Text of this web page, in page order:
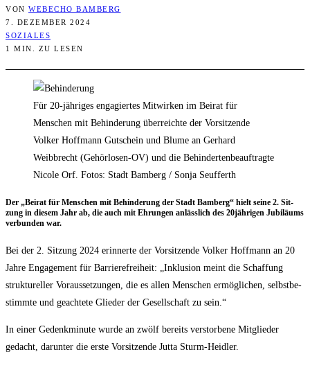
VON WEBECHO BAMBERG
7. DEZEMBER 2024
SOZIALES
1 MIN. ZU LESEN
Für 20-jähriges engagiertes Mitwirken im Beirat für
Menschen mit Behinderung überreichte der Vorsitzende
Volker Hoffmann Gutschein und Blume an Gerhard
Weibbrecht (Gehörlosen-OV) und die Behindertenbeauftragte
Nicole Orf. Fotos: Stadt Bamberg / Sonja Seufferth
Der „Bei­rat für Men­schen mit Behin­de­rung der Stadt Bam­berg“ hielt sei­ne 2. Sit­
zung in die­sem Jahr ab, die auch mit Ehrun­gen anläss­lich des 20jährigen Jubi­lä­ums
ver­bun­den war.
Bei der 2. Sit­zung 2024 erin­ner­te der Vor­sit­zen­de Vol­ker Hoff­mann an 20
Jah­re Enga­ge­ment für Bar­rie­re­frei­heit: „Inklu­si­on meint die Schaf­fung
struk­tu­rel­ler Vor­aus­set­zun­gen, die es allen Men­schen ermög­li­chen, selbst­be­
stimm­te und geach­te­te Glie­der der Gesell­schaft zu sein.“
In einer Gedenk­mi­nu­te wur­de an zwölf bereits ver­stor­be­ne Mit­glie­der
gedacht, dar­un­ter die ers­te Vor­sit­zen­de Jut­ta Sturm-Heidler.